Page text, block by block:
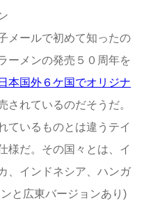
メールで初めて知ったの
ーメンの発売５０周年を
本国外６ケ国でオリジナ
されているのだそうだ。
ているものとは違うテイ
様だ。その国々とは、イ
、インドネシア、ハンガ
と広東バージョンあり)